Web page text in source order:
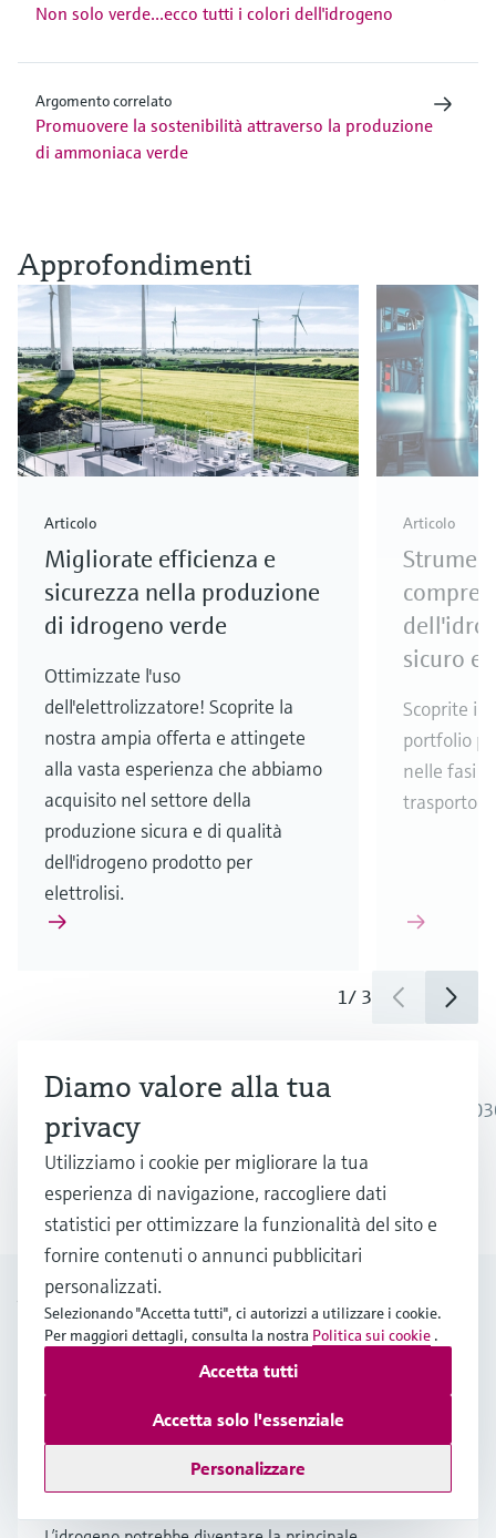
Non solo verde...ecco tutti i colori dell'idrogeno
Argomento correlato
Promuovere la sostenibilità attraverso la produzione
di ammoniaca verde
Approfondimenti
Articolo
Migliorate efficienza e
sicurezza nella produzione
di idrogeno verde
Ottimizzate l'uso
dell'elettrolizzatore! Scoprite la
nostra ampia offerta e attingete
alla vasta esperienza che abbiamo
acquisito nel settore della
produzione sicura e di qualità
dell'idrogeno prodotto per
elettrolisi.
Articolo
sicuro
Scoprite il
portfolio
nelle fasi
trasporto
1/ 3
Note finali
https://www.sciencedirect.com/science/article/pii/
International Energy Agency
Il progetto Hyflexpower
Pionieri dell'idrogeno verde - Iberdrola
Approfondite il tema della
sostenibilità
Economia dell'idrogeno: il
carburante del futuro su cui
occorre lavorare oggi
Diamo valore alla tua
privacy
Utilizziamo i cookie per migliorare la tua
esperienza di navigazione, raccogliere dati
statistici per ottimizzare la funzionalità del sito e
fornire contenuti o annunci pubblicitari
personalizzati.
Selezionando "Accetta tutti", ci autorizzi a utilizzare i cookie.
Per maggiori dettagli, consulta la nostra Politica sui cookie .
Personalizzare
Accetta solo l'essenziale
Accetta tutti